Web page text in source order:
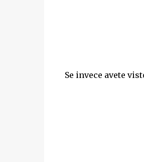
Se invece avete